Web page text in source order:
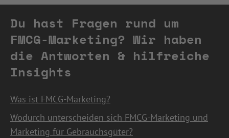
Du hast Fragen rund um
FMCG-Marketing? Wir haben
die Antworten & hilfreiche
Insights
Was ist FMCG-Marketing?
Wodurch unterscheiden sich FMCG-Marketing und
Marketing für Gebrauchsgüter?